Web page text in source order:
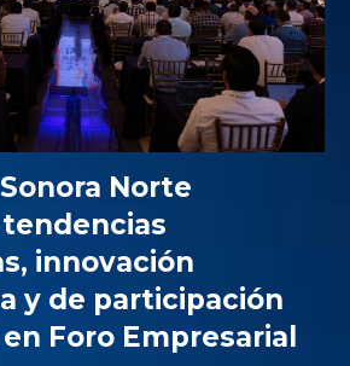
Norte
innovación
y de participación
Foro Empresarial